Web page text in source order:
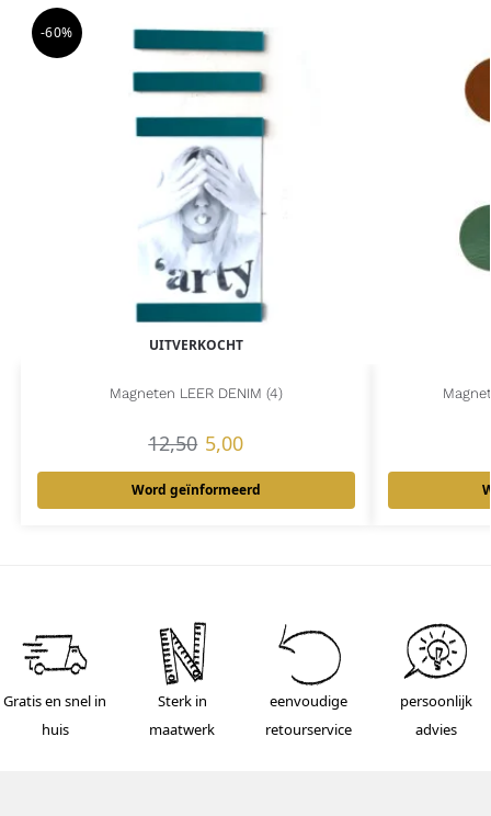
-60%
UITVERKOCHT
Magneten LEER DENIM (4)
12,50 5,00
Word geïnformeerd
Gratis en snel in
huis
Sterk in
maatwerk
eenvoudige
retourservice
persoonlijk
advies